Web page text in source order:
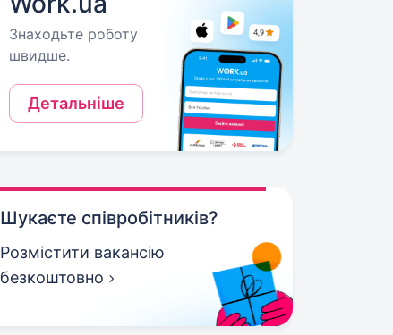
Знаходьте роботу
швидше.
Детальніше
Шукаєте співробітників?
Розмістити вакансію
безкоштовно